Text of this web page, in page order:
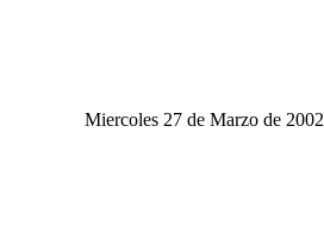
Miercoles 27 de Marzo de 2002